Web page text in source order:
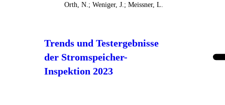
Orth, N.; Weniger, J.; Meissner, L.
Trends und Testergebnisse
der Stromspeicher-
Inspektion 2023